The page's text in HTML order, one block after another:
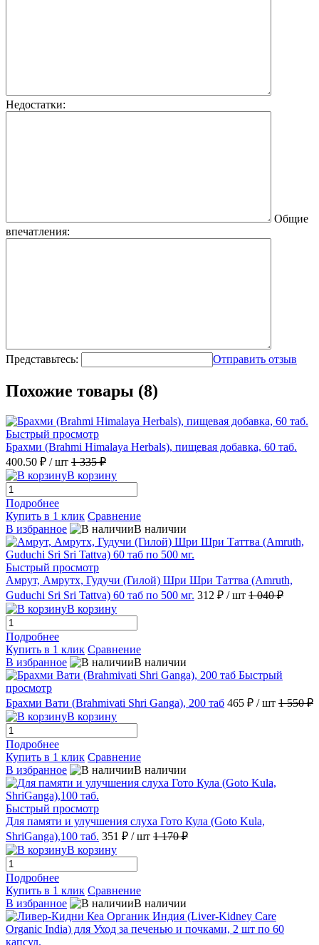
Недостатки:
Общие
впечатления:
Представьтесь: Отправить отзыв
Похожие товары (8)
Быстрый просмотр
Брахми (Brahmi Himalaya Herbals), пищевая добавка, 60 таб.
400.50 ₽ / шт 1 335 ₽
В корзину
Подробнее
Купить в 1 клик Сравнение
В избранное
В наличии
Быстрый просмотр
Амрут, Амрутх, Гудучи (Гилой) Шри Шри Таттва (Amruth,
Guduchi Sri Sri Tattva) 60 таб по 500 мг. 312 ₽ / шт 1 040 ₽
В корзину
Подробнее
Купить в 1 клик Сравнение
В избранное
В наличии
Быстрый
просмотр
Брахми Вати (Brahmivati Shri Ganga), 200 таб 465 ₽ / шт 1 550 ₽
В корзину
Подробнее
Купить в 1 клик Сравнение
В избранное
В наличии
Быстрый просмотр
Для памяти и улучшения слуха Гото Кула (Goto Kula,
ShriGanga),100 таб. 351 ₽ / шт 1 170 ₽
В корзину
Подробнее
Купить в 1 клик Сравнение
В избранное
В наличии